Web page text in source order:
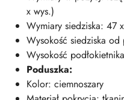
x wys.)
Wymiary siedziska: 47
Wysokość siedziska od
Wysokość
Poduszka:
Kolor: ciemnoszary